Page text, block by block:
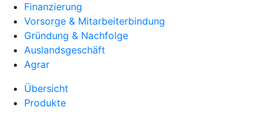
Finanzierung
Vorsorge & Mitarbeiterbindung
Gründung & Nachfolge
Auslandsgeschäft
Agrar
Übersicht
Produkte